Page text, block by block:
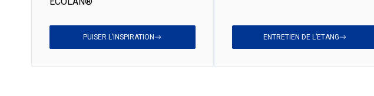
PUISER L’INSPIRATION ENTRETIEN DE L’ETANG